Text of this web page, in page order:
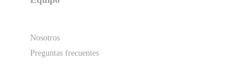
Nosotros
Preguntas frecuentes